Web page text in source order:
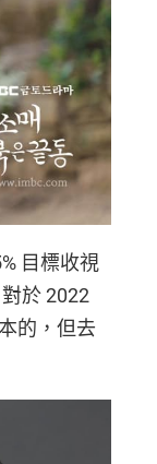
目標收視
於 2022
的，但去